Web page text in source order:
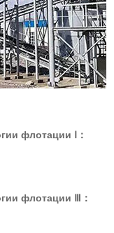
флотации Ⅰ：
флотации Ⅲ：